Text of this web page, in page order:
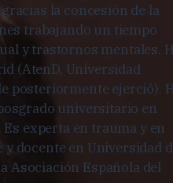
la concesión de la
trabajando un tiempo
y trastornos mentales.
(AtenD, Universidad
posteriormente ejerció).
universitario en
experta en trauma y en
docente en Universidad
Asociación Española del